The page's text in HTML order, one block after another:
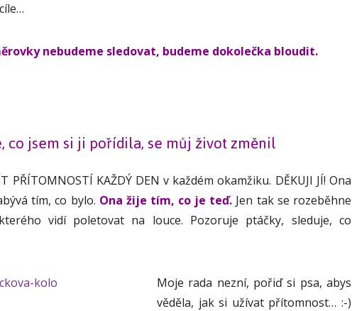
nebudeme sledovat, budeme dokolečka bloudit.
co jsem si ji pořídila, se můj život změnil
PŘÍTOMNOSTÍ KAŽDÝ DEN v každém okamžiku. DĚKUJI JÍ! Ona
tím, co bylo. Ona žije tím, co je teď. Jen tak se rozeběhne
vidí poletovat na louce. Pozoruje ptáčky, sleduje, co
Moje rada nezní, pořiď si psa, abys
věděla, jak si užívat přítomnost… :-)